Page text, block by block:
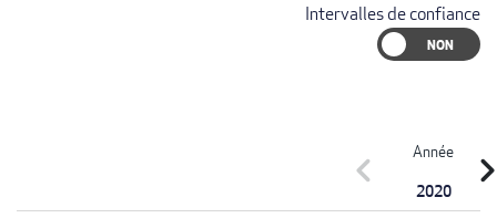
Intervalles de confiance
Année
2020
chevron_left